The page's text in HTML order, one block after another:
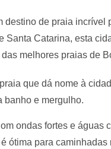
destino de praia
Santa Catarina, esta
melhores praias de
que dá nome à
banho e mergulho.
ondas fortes e águas
ótima para